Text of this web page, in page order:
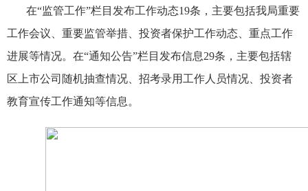
在“监管工作”栏目发布工作动态19条，主要包括我局重要
工作会议、重要监管举措、投资者保护工作动态、重点工作
进展等情况。在“通知公告”栏目发布信息29条，主要包括辖
区上市公司随机抽查情况、招考录用工作人员情况、投资者
教育宣传工作通知等信息。